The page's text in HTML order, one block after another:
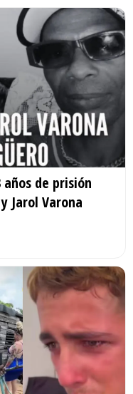
de prisión
Jarol Varona